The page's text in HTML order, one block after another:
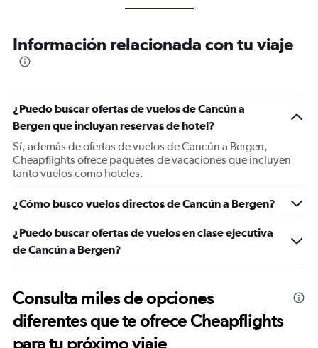
Información relacionada con tu viaje
¿Puedo buscar ofertas de vuelos de Cancún a
Bergen que incluyan reservas de hotel?
Sí, además de ofertas de vuelos de Cancún a Bergen,
Cheapflights ofrece paquetes de vacaciones que incluyen
tanto vuelos como hoteles.
¿Cómo busco vuelos directos de Cancún a Bergen?
¿Puedo buscar ofertas de vuelos en clase ejecutiva
de Cancún a Bergen?
Consulta miles de opciones
diferentes que te ofrece Cheapflights
para tu próximo viaje